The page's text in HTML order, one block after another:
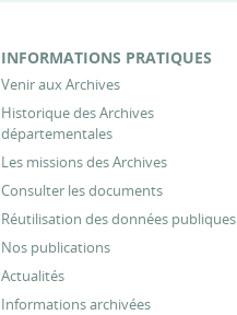
INFORMATIONS PRATIQUES
Venir aux Archives
Historique des Archives
départementales
Les missions des Archives
Consulter les documents
Réutilisation des données publiques
Nos publications
Actualités
Informations archivées